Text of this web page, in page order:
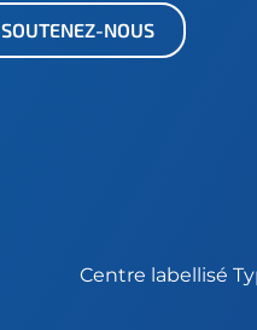
SOUTENEZ-NOUS
Centre labellisé